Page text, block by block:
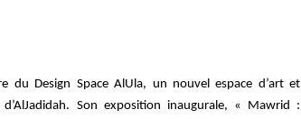
du Design Space AlUla, un nouvel espace d’art et
Son exposition inaugurale, « Mawrid :